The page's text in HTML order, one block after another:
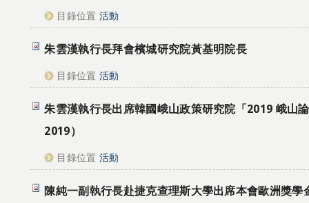
目錄位置 活動
朱雲漢執行長拜會檳城研究院黃基明院長
目錄位置 活動
朱雲漢執行長出席韓國峨山政策研究院「2019 峨山
2019）
目錄位置 活動
陳純一副執行長赴捷克查理斯大學出席本會歐洲獎學